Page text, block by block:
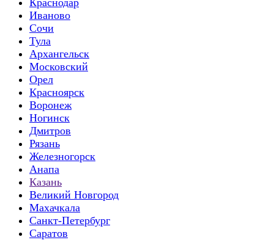
Краснодар
Иваново
Сочи
Тула
Архангельск
Московский
Орел
Красноярск
Воронеж
Ногинск
Дмитров
Рязань
Железногорск
Анапа
Казань
Великий Новгород
Махачкала
Санкт-Петербург
Саратов